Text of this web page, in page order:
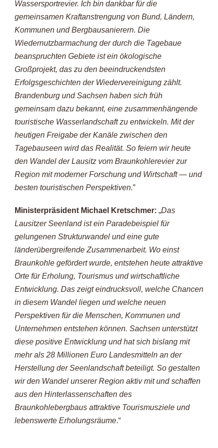
Wassersportrevier. Ich bin dankbar für die
gemeinsamen Kraftanstrengung von Bund, Ländern,
Kommunen und Bergbausanierern. Die
Wiedernutzbarmachung der durch die Tagebaue
beanspruchten Gebiete ist ein ökologische
Großprojekt, das zu den beeindruckendsten
Erfolgsgeschichten der Wiedervereinigung zählt.
Brandenburg und Sachsen haben sich früh
gemeinsam dazu bekannt, eine zusammenhängende
touristische Wasserlandschaft zu entwickeln. Mit der
heutigen Freigabe der Kanäle zwischen den
Tagebauseen wird das Realität. So feiern wir heute
den Wandel der Lausitz vom Braunkohlerevier zur
Region mit moderner Forschung und Wirtschaft — und
besten touristischen Perspektiven.”
Ministerpräsident Michael Kretschmer: „Das
Lausitzer Seenland ist ein Paradebeispiel für
gelungenen Strukturwandel und eine gute
länderübergreifende Zusammenarbeit. Wo einst
Braunkohle gefördert wurde, entstehen heute attraktive
Orte für Erholung, Tourismus und wirtschaftliche
Entwicklung. Das zeigt eindrucksvoll, welche Chancen
in diesem Wandel liegen und welche neuen
Perspektiven für die Menschen, Kommunen und
Unternehmen entstehen können. Sachsen unterstützt
diese positive Entwicklung und hat sich bislang mit
mehr als 28 Millionen Euro Landesmitteln an der
Herstellung der Seenlandschaft beteiligt. So gestalten
wir den Wandel unserer Region aktiv mit und schaffen
aus den Hinterlassenschaften des
Braunkohlebergbaus attraktive Tourismusziele und
lebenswerte Erholungsräume.“